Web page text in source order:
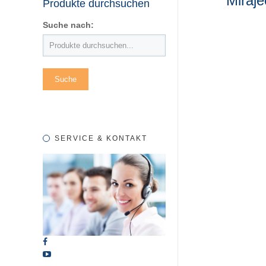
Produkte durchsuchen
Suche nach:
SERVICE & KONTAKT